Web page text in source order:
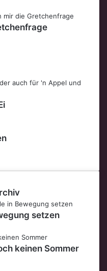
setzen
keinen Sommer